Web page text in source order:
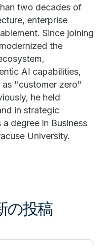
two decades of
enterprise
Since joining
the
AI capabilities,
as "customer zero"
he held
in strategic
degree in Business
University.
の投稿